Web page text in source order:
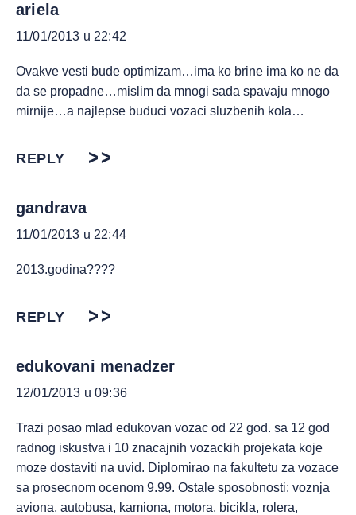
ariela
11/01/2013 u 22:42
Ovakve vesti bude optimizam…ima ko brine ima ko ne da
da se propadne…mislim da mnogi sada spavaju mnogo
mirnije…a najlepse buduci vozaci sluzbenih kola…
REPLY
gandrava
11/01/2013 u 22:44
2013.godina????
REPLY
edukovani menadzer
12/01/2013 u 09:36
Trazi posao mlad edukovan vozac od 22 god. sa 12 god
radnog iskustva i 10 znacajnih vozackih projekata koje
moze dostaviti na uvid. Diplomirao na fakultetu za vozace
sa prosecnom ocenom 9.99. Ostale sposobnosti: voznja
aviona, autobusa, kamiona, motora, bicikla, rolera,